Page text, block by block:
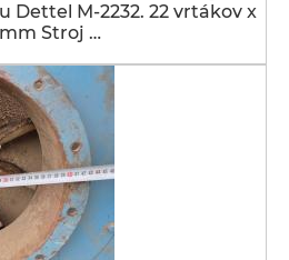
Dettel M-2232. 22 vrtákov x
Stroj …